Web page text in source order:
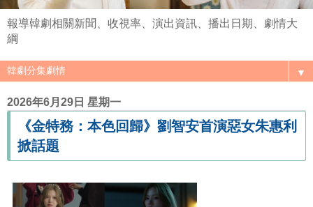
報導韓劇相關新聞、收視率、演出資訊、播出日期、劇情大
綱
▼
2026年6月29日 星期一
《金特務：本色回歸》劉智安首演惡女朱惠利
掀話題